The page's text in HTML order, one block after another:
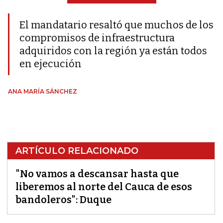
El mandatario resaltó que muchos de los
compromisos de infraestructura
adquiridos con la región ya están todos
en ejecución
ANA MARÍA SÁNCHEZ
ARTÍCULO RELACIONADO
"No vamos a descansar hasta que
liberemos al norte del Cauca de esos
bandoleros": Duque